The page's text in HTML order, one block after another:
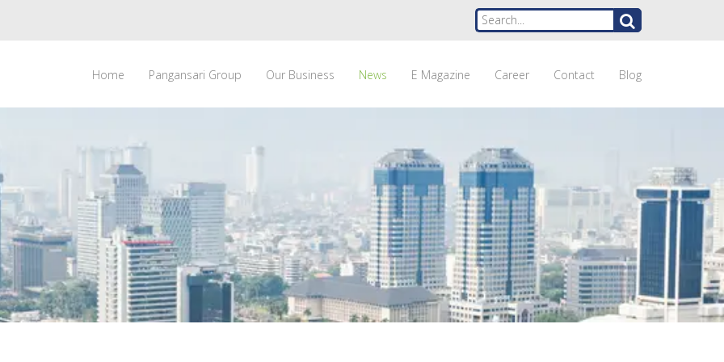
Home Pangansari Group Our Business News E Magazine Career Contact Blog